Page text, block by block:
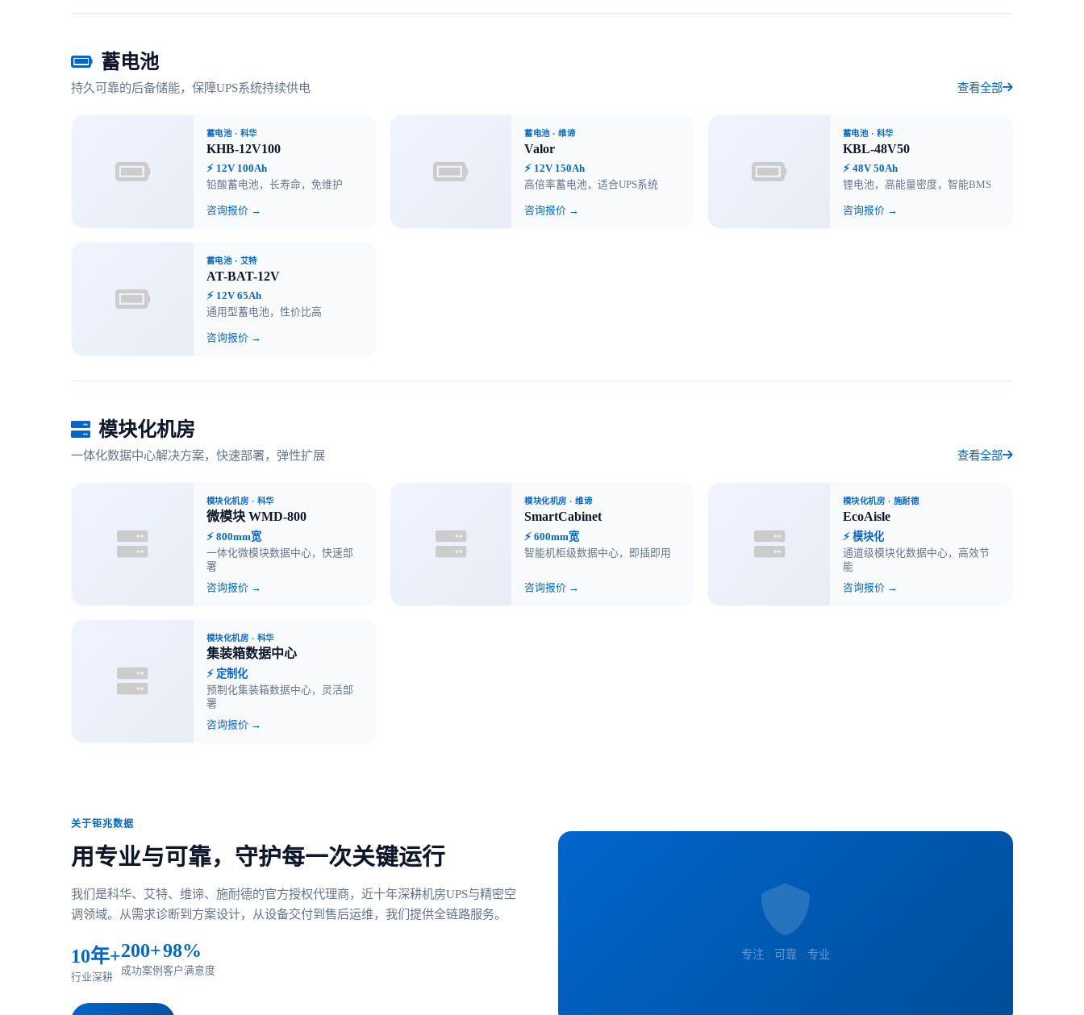
蓄电池
持久可靠的后备储能，保障UPS系统持续供电 查看全部
蓄电池 · 科华
KHB-12V100
⚡ 12V 100Ah
铅酸蓄电池，长寿命，免维护
咨询报价 →
蓄电池 · 维谛
Valor
⚡ 12V 150Ah
高倍率蓄电池，适合UPS系统
咨询报价 →
蓄电池 · 科华
KBL-48V50
⚡ 48V 50Ah
锂电池，高能量密度，智能BMS
咨询报价 →
蓄电池 · 艾特
AT-BAT-12V
⚡ 12V 65Ah
通用型蓄电池，性价比高
咨询报价 →
模块化机房
一体化数据中心解决方案，快速部署，弹性扩展 查看全部
模块化机房 · 科华
微模块 WMD-800
⚡ 800mm宽
一体化微模块数据中心，快速部
署
咨询报价 →
模块化机房 · 维谛
SmartCabinet
⚡ 600mm宽
智能机柜级数据中心，即插即用
咨询报价 →
模块化机房 · 施耐德
EcoAisle
⚡ 模块化
通道级模块化数据中心，高效节
能
咨询报价 →
模块化机房 · 科华
集装箱数据中心
⚡ 定制化
预制化集装箱数据中心，灵活部
署
咨询报价 →
关于钜兆数据
用专业与可靠，守护每一次关键运行
我们是科华、艾特、维谛、施耐德的官方授权代理商，近十年深耕机房UPS与精密空
调领域。从需求诊断到方案设计，从设备交付到售后运维，我们提供全链路服务。
10年+
行业深耕
200+
成功案例
98%
客户满意度
专注 · 可靠 · 专业